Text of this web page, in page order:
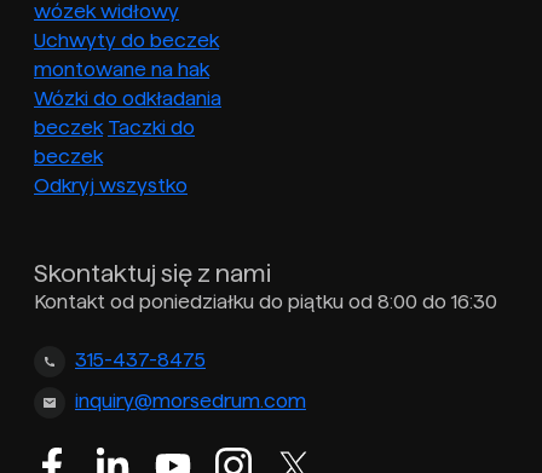
wózek widłowy
Uchwyty do beczek
montowane na hak
Wózki do odkładania
beczek Taczki do
beczek
Odkryj wszystko
Skontaktuj się z nami
Kontakt od poniedziałku do piątku od 8:00 do 16:30
315-437-8475
inquiry@morsedrum.com